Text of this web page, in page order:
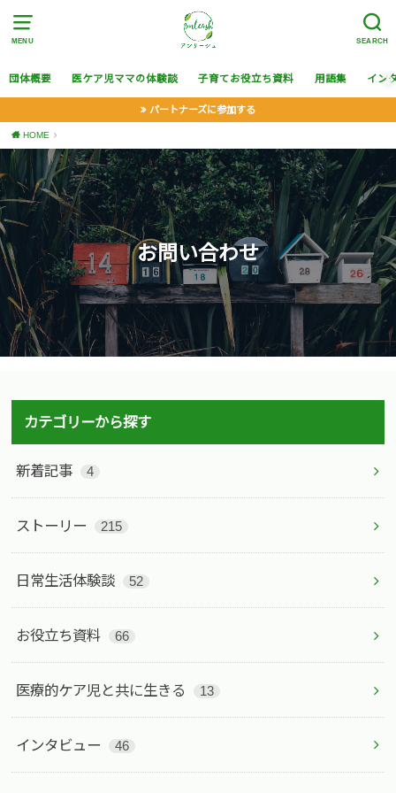
MENU SEARCH
団体概要 医ケア児ママの体験談 子育てお役立ち資料 用語集 イン
パートナーズに参加する
HOME
お問い合わせ
カテゴリーから探す
新着記事 4
ストーリー 215
日常生活体験談 52
お役立ち資料 66
医療的ケア児と共に生きる 13
インタビュー 46